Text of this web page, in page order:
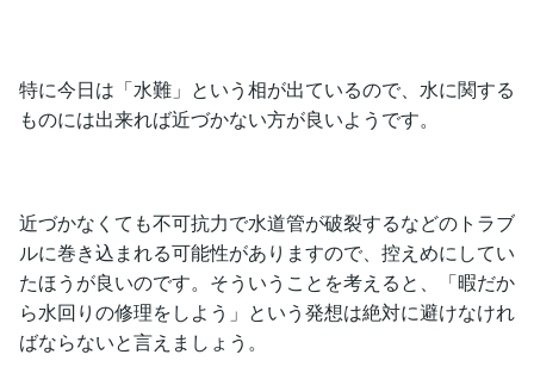
特に今日は「水難」という相が出ているので、水に関する
ものには出来れば近づかない方が良いようです。
近づかなくても不可抗力で水道管が破裂するなどのトラブ
ルに巻き込まれる可能性がありますので、控えめにしてい
たほうが良いのです。そういうことを考えると、「暇だか
ら水回りの修理をしよう」という発想は絶対に避けなけれ
ばならないと言えましょう。